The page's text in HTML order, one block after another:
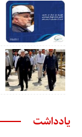
یادداشت